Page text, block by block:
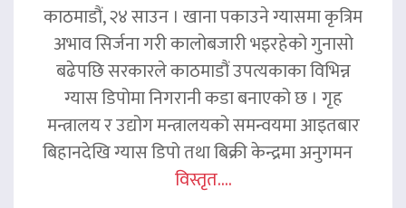
काठमाडौं, २४ साउन । खाना पकाउने ग्यासमा कृत्रिम
अभाव सिर्जना गरी कालोबजारी भइरहेको गुनासो
बढेपछि सरकारले काठमाडौं उपत्यकाका विभिन्न
ग्यास डिपोमा निगरानी कडा बनाएको छ । गृह
मन्त्रालय र उद्योग मन्त्रालयको समन्वयमा आइतबार
बिहानदेखि ग्यास डिपो तथा बिक्री केन्द्रमा अनुगमन
विस्तृत....